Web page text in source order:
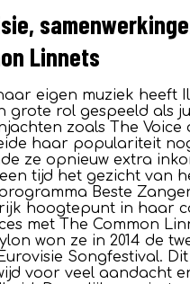
Linnets
eigen muziek heeft
grote rol gespeeld als
zoals The Voice
haar populariteit
ze opnieuw extra
tijd het gezicht van
Beste
hoogtepunt in haar
met The Common
won ze in 2014 de
Songfestival.
voor veel aandacht